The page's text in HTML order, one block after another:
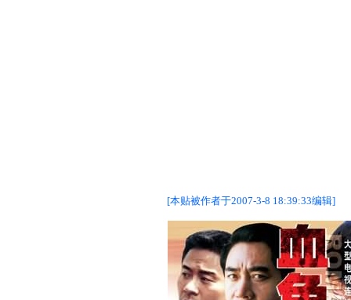
[本贴被作者于2007-3-8 18:39:33编辑]